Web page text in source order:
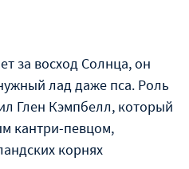
за восход Солнца, он
лад даже пса. Роль
Глен Кэмпбелл, который
кантри-певцом,
корнях